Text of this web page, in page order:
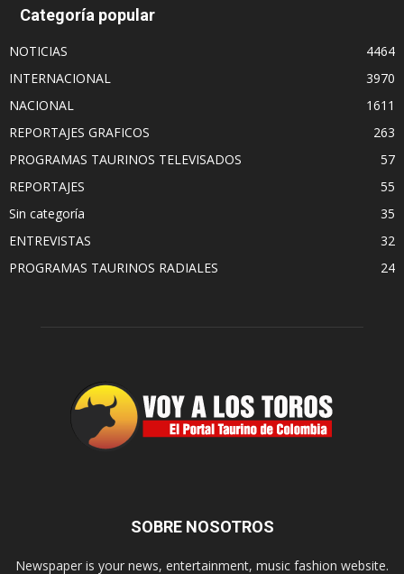
Categoría popular
NOTICIAS
4464
INTERNACIONAL
3970
NACIONAL
1611
REPORTAJES GRAFICOS
263
PROGRAMAS TAURINOS TELEVISADOS
57
REPORTAJES
55
Sin categoría
35
ENTREVISTAS
32
PROGRAMAS TAURINOS RADIALES
24
SOBRE NOSOTROS
Newspaper is your news, entertainment, music fashion website.